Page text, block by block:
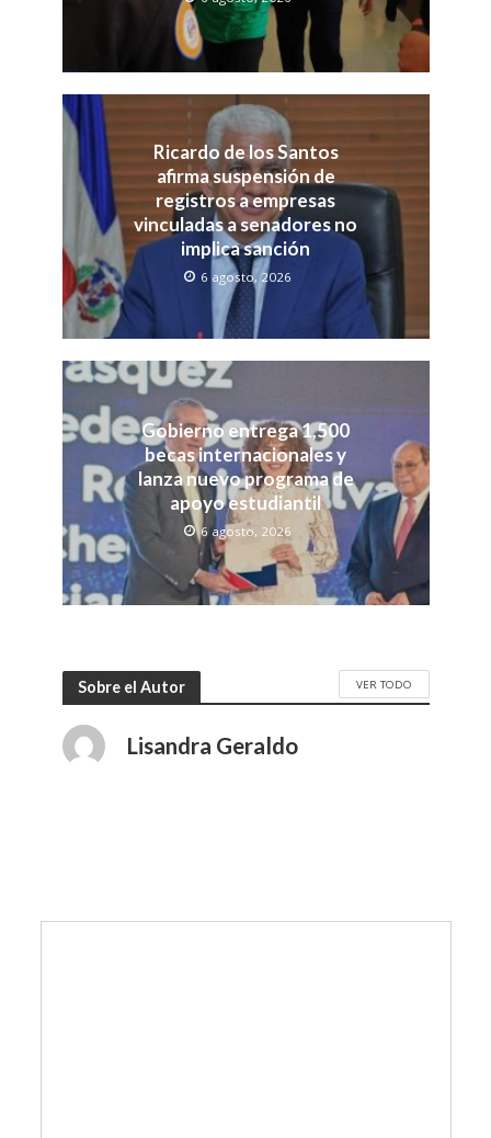
Ricardo de los Santos
afirma suspensión de
registros a empresas
vinculadas a senadores no
implica sanción
6 agosto, 2026
Gobierno entrega 1,500
becas internacionales y
lanza nuevo programa de
apoyo estudiantil
6 agosto, 2026
Sobre el Autor VER TODO
Lisandra Geraldo